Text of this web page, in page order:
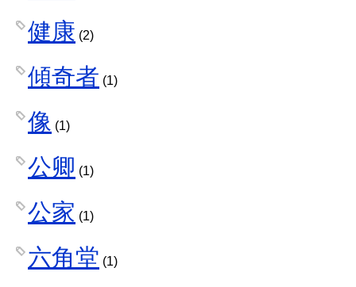
健康 (2)
傾奇者 (1)
像 (1)
公卿 (1)
公家 (1)
六角堂 (1)